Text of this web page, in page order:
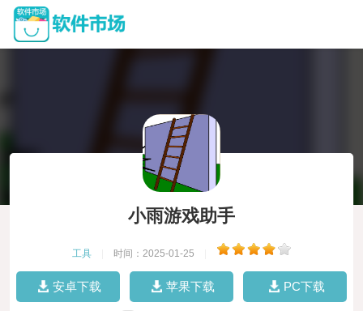
小雨游戏助手
工具 时间：2025-01-25
安卓下载 苹果下载 PC下载